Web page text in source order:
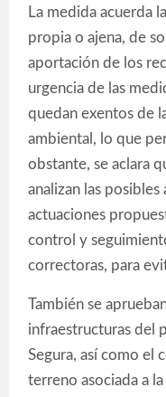
La medida acuerda
propia o ajena, de
aportación de los
urgencia de las
quedan exentos de
ambiental, lo que
obstante, se aclara
analizan las posibles
actuaciones
control y
correctoras, para
También se
infraestructuras del
Segura, así como el
terreno asociada a